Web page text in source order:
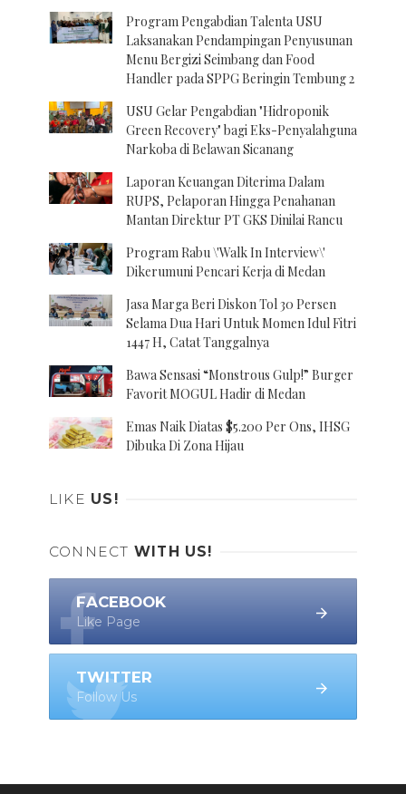
Program Pengabdian Talenta USU
Laksanakan Pendampingan Penyusunan
Menu Bergizi Seimbang dan Food
Handler pada SPPG Beringin Tembung 2
USU Gelar Pengabdian "Hidroponik
Green Recovery" bagi Eks-Penyalahguna
Narkoba di Belawan Sicanang
Laporan Keuangan Diterima Dalam
RUPS, Pelaporan Hingga Penahanan
Mantan Direktur PT GKS Dinilai Rancu
Program Rabu \'Walk In Interview\'
Dikerumuni Pencari Kerja di Medan
Jasa Marga Beri Diskon Tol 30 Persen
Selama Dua Hari Untuk Momen Idul Fitri
1447 H, Catat Tanggalnya
Bawa Sensasi “Monstrous Gulp!” Burger
Favorit MOGUL Hadir di Medan
Emas Naik Diatas $5.200 Per Ons, IHSG
Dibuka Di Zona Hijau
LIKE US!
CONNECT WITH US!
FACEBOOK
Like Page
TWITTER
Follow Us